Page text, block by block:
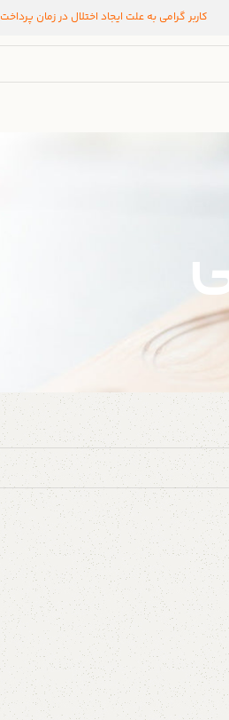
کاربر گرامی به علت ایجاد اختلال در زمان